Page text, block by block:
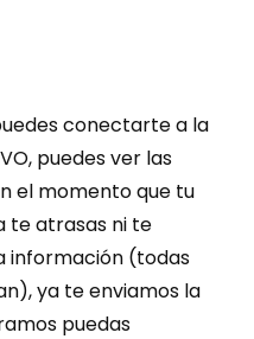
conectarte a la
puedes ver las
el momento que tu
te atrasas ni te
información (todas
ya te enviamos la
puedas